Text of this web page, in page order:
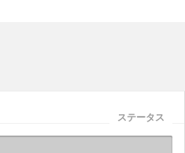
ステータス